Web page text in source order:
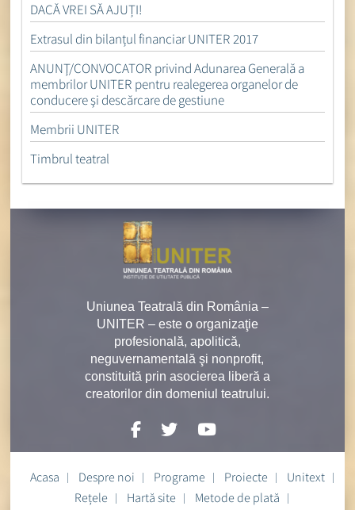
DACĂ VREI SĂ AJUȚI!
Extrasul din bilanțul financiar UNITER 2017
ANUNŢ/CONVOCATOR privind Adunarea Generală a
membrilor UNITER pentru realegerea organelor de
conducere şi descărcare de gestiune
Membrii UNITER
Timbrul teatral
Uniunea Teatrală din România –
UNITER – este o organizaţie
profesională, apolitică,
neguvernamentală şi nonprofit,
constituită prin asocierea liberă a
creatorilor din domeniul teatrului.
Acasa Despre noi Programe Proiecte
Unitext
Rețele
Hartă site Metode de plată